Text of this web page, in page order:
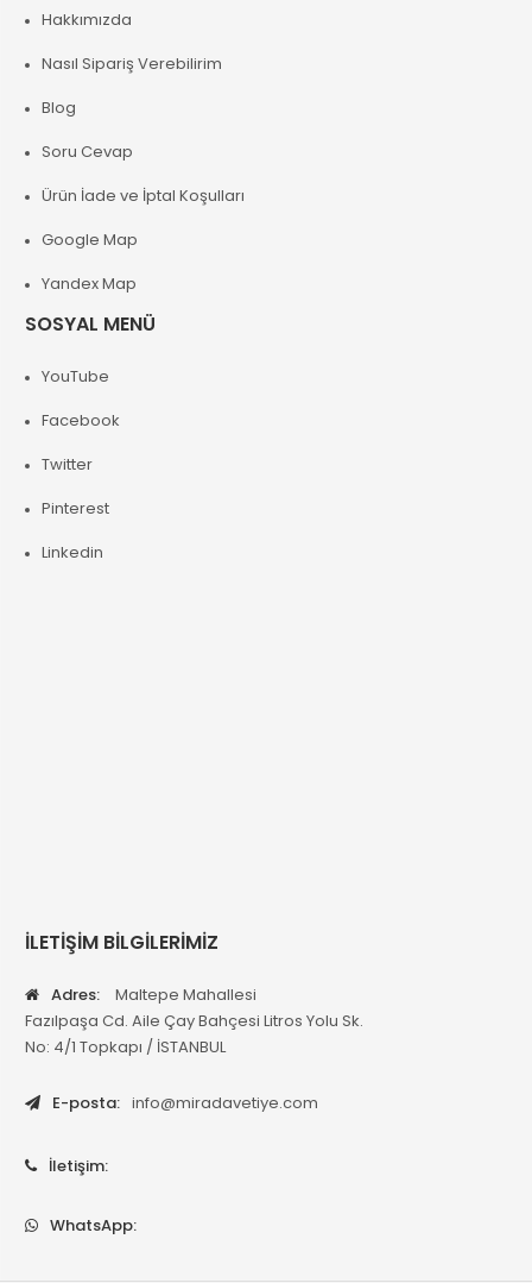
Hakkımızda
Nasıl Sipariş Verebilirim
Blog
Soru Cevap
Ürün İade ve İptal Koşulları
Google Map
Yandex Map
SOSYAL MENÜ
YouTube
Facebook
Twitter
Pinterest
Linkedin
İLETİŞİM BİLGİLERİMİZ
Adres:
Maltepe Mahallesi
Fazılpaşa Cd. Aile Çay Bahçesi Litros Yolu Sk.
No: 4/1 Topkapı / İSTANBUL
E-posta: info@miradavetiye.com
İletişim:
WhatsApp: